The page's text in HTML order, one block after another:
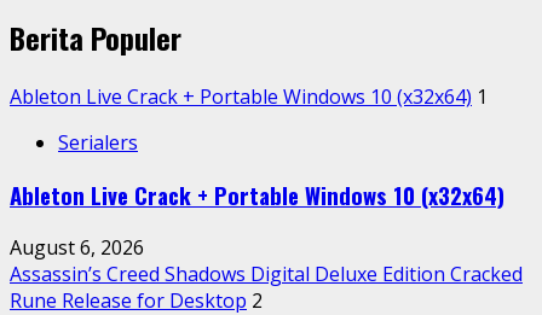
Berita Populer
Ableton Live Crack + Portable Windows 10 (x32x64) 1
Serialers
Ableton Live Crack + Portable Windows 10 (x32x64)
August 6, 2026
Assassin’s Creed Shadows Digital Deluxe Edition Cracked
Rune Release for Desktop 2